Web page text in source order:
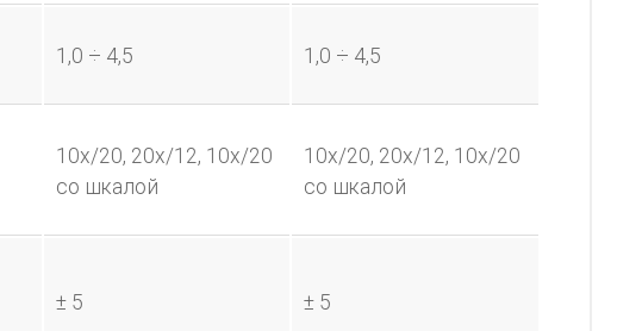
1,0 ÷ 4,5 1,0 ÷ 4,5
10х/20, 20х/12, 10х/20
со шкалой
10х/20, 20х/12, 10х/20
со шкалой
± 5 ± 5